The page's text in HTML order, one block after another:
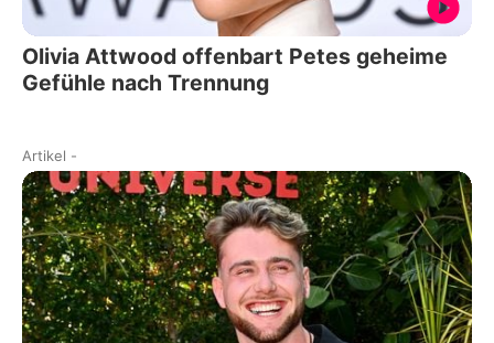
Olivia Attwood offenbart Petes geheime
Gefühle nach Trennung
Artikel -